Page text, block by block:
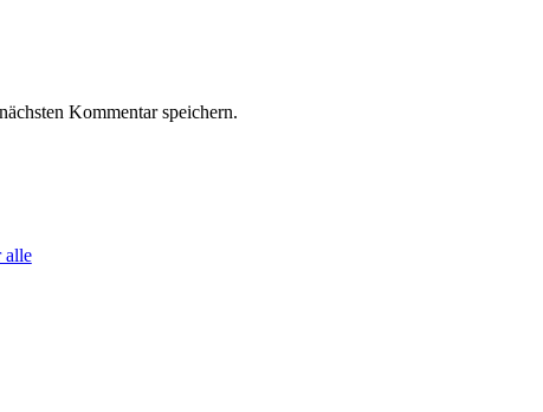
Kommentar speichern.
alle